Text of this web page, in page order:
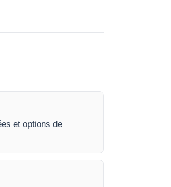
et options de